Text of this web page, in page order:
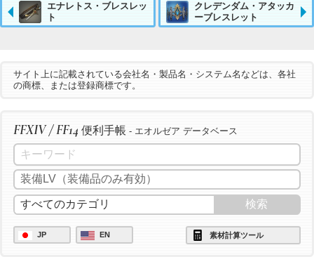
エナレトス・ブレスレッ
ト
クレデンダム・アタッカ
ーブレスレット
サイト上に記載されている会社名・製品名・システム名などは、各社
の商標、または登録商標です。
FFXIV / FF14 便利手帳 - エオルゼア データベース
JP EN 素材計算ツール